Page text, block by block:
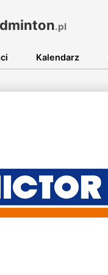
.pl
Kalendarz